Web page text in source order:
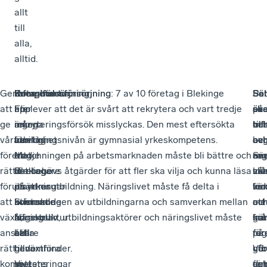
allt
till
alla,
alltid.
Genom
att
ge
våra
företag
rätt
förutsättningar
att
växa,
anställa
rätt
kompetens
Det
är
ingen
hemlighet
att
vi
på
Svenskt
Näringsliv
hellre
hade
sett
Infrastruktur:
För
många
företag
i
Blekinge
är
bristande
infrastruktur
ett
tillväxthinder.
Vi
Energiförsörjning:
Fler
än
var
tredje
företagare
planerar
kommande
år
att
genomföra
investeringar
Kompetensförsörjning: 7 av 10 företag i Blekinge
upplever att det är svårt att rekrytera och vart tredje
rekryteringsförsök misslyckas. Den mest eftersökta
utbildningsnivån är gymnasial yrkeskompetens.
Matchningen på arbetsmarknaden måste bli bättre och
det behövs åtgärder för att fler ska vilja och kunna läsa
en yrkesutbildning. Näringslivet måste få delta i
utformningen av utbildningarna och samverkan mellan
högskolan, utbildningsaktörer och näringslivet måste
öka.
på
på
för
att
Se
gör
det
är
av
Vår